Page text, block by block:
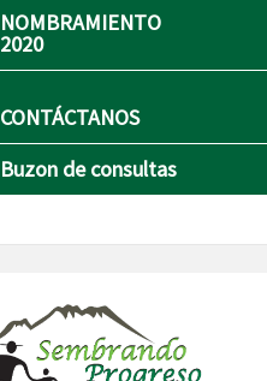
NOMBRAMIENTO
2020
CONTÁCTANOS
Buzon de consultas